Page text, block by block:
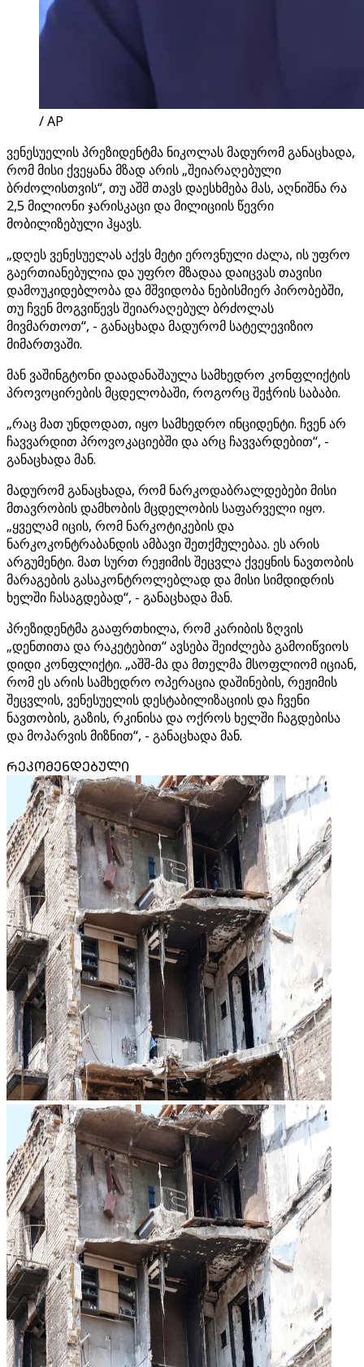
/ AP
ვენესუელის პრეზიდენტმა ნიკოლას მადურომ განაცხადა,
რომ მისი ქვეყანა მზად არის „შეიარაღებული
ბრძოლისთვის“, თუ აშშ თავს დაესხმება მას, აღნიშნა რა
2,5 მილიონი ჯარისკაცი და მილიციის წევრი
მობილიზებული ჰყავს.
„დღეს ვენესუელას აქვს მეტი ეროვნული ძალა, ის უფრო
გაერთიანებულია და უფრო მზადაა დაიცვას თავისი
დამოუკიდებლობა და მშვიდობა ნებისმიერ პირობებში,
თუ ჩვენ მოგვიწევს შეიარაღებულ ბრძოლას
მივმართოთ“, - განაცხადა მადურომ სატელევიზიო
მიმართვაში.
მან ვაშინგტონი დაადანაშაულა სამხედრო კონფლიქტის
პროვოცირების მცდელობაში, როგორც შეჭრის საბაბი.
„რაც მათ უნდოდათ, იყო სამხედრო ინციდენტი. ჩვენ არ
ჩავვარდით პროვოკაციებში და არც ჩავვარდებით“, -
განაცხადა მან.
მადურომ განაცხადა, რომ ნარკოდაბრალდებები მისი
მთავრობის დამხობის მცდელობის საფარველი იყო.
„ყველამ იცის, რომ ნარკოტიკების და
ნარკოკონტრაბანდის ამბავი შეთქმულებაა. ეს არის
არგუმენტი. მათ სურთ რეჟიმის შეცვლა ქვეყნის ნავთობის
მარაგების გასაკონტროლებლად და მისი სიმდიდრის
ხელში ჩასაგდებად“, - განაცხადა მან.
პრეზიდენტმა გააფრთხილა, რომ კარიბის ზღვის
„დენთითა და რაკეტებით“ ავსება შეიძლება გამოიწვიოს
დიდი კონფლიქტი. „აშშ-მა და მთელმა მსოფლიომ იციან,
რომ ეს არის სამხედრო ოპერაცია დაშინების, რეჟიმის
შეცვლის, ვენესუელის დესტაბილიზაციის და ჩვენი
ნავთობის, გაზის, რკინისა და ოქროს ხელში ჩაგდებისა
და მოპარვის მიზნით“, - განაცხადა მან.
ᲠᲔᲙᲝᲛᲔᲜᲓᲔᲑᲣᲚᲘ